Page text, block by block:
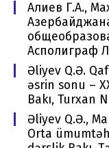
Алиев Г.А.,
Асполиграф
Əliyev Q.Ə.
əsrin sonu –
Bakı, Turxan
Əliyev Q.Ə.,
Orta